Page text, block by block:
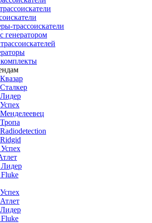
трассоискатели
генератором
Лидер